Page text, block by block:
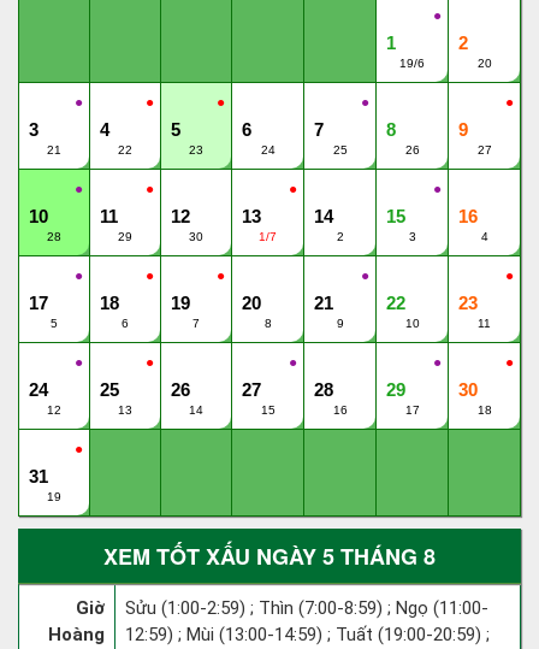
●
1
19/6
2
20
●
3
21
●
4
22
●
5
23
6
24
●
7
25
8
26
●
9
27
●
10
28
●
11
29
12
30
●
13
1/7
14
2
●
15
3
16
4
●
17
5
●
18
6
●
19
7
20
8
●
21
9
22
10
●
23
11
●
24
12
●
25
13
26
14
●
27
15
28
16
●
29
17
●
30
18
●
31
19
XEM TỐT XẤU NGÀY 5 THÁNG 8
Giờ
Hoàng
Sửu (1:00-2:59) ; Thìn (7:00-8:59) ; Ngọ (11:00-
12:59) ; Mùi (13:00-14:59) ; Tuất (19:00-20:59) ;